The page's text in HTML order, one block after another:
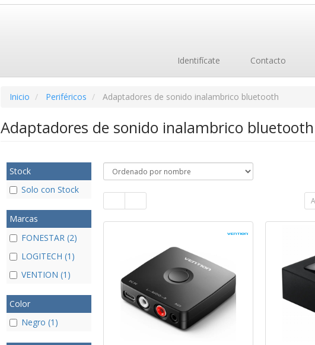
Identifícate Contacto
Inicio Periféricos Adaptadores de sonido inalambrico bluetooth
Adaptadores de sonido inalambrico bluetooth
Stock
Solo con Stock
Marcas
FONESTAR (2)
LOGITECH (1)
VENTION (1)
Color
Negro (1)